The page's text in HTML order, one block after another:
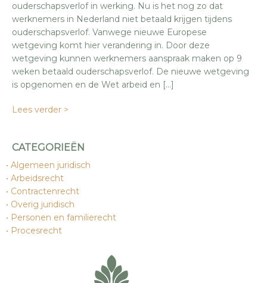
ouderschapsverlof in werking. Nu is het nog zo dat
werknemers in Nederland niet betaald krijgen tijdens
ouderschapsverlof. Vanwege nieuwe Europese
wetgeving komt hier verandering in. Door deze
wetgeving kunnen werknemers aanspraak maken op 9
weken betaald ouderschapsverlof. De nieuwe wetgeving
is opgenomen en de Wet arbeid en […]
Lees verder >
CATEGORIEËN
Algemeen juridisch
Arbeidsrecht
Contractenrecht
Overig juridisch
Personen en familierecht
Procesrecht